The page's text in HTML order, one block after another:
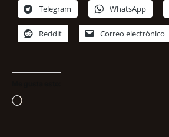
Telegram WhatsApp
Reddit Correo electrónico
Cargando...